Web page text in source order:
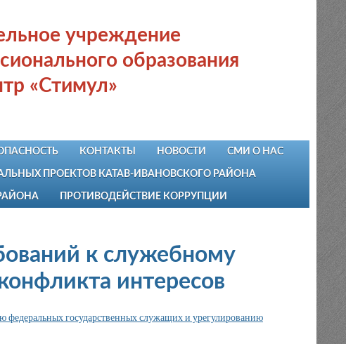
учреждение
образования
«Стимул»
КОНТАКТЫ НОВОСТИ СМИ О НАС
ПРОЕКТОВ КАТАВ-ИВАНОВСКОГО РАЙОНА
ПРОТИВОДЕЙСТВИЕ КОРРУПЦИИ
к служебному
интересов
государственных служащих и урегулированию